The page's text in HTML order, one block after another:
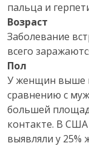
пальца и
Возраст
Заболевание
всего
Пол
У женщин выше
сравнению с
большей
контакте. В США
выявляли у